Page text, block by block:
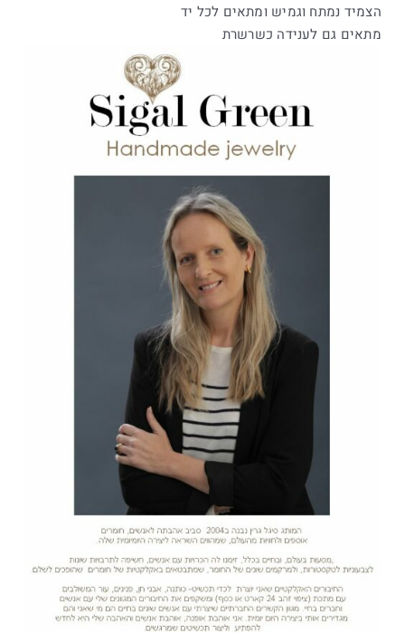
הצמיד נמתח וגמיש ומתאים לכל יד
מתאים גם לענידה כשרשרת